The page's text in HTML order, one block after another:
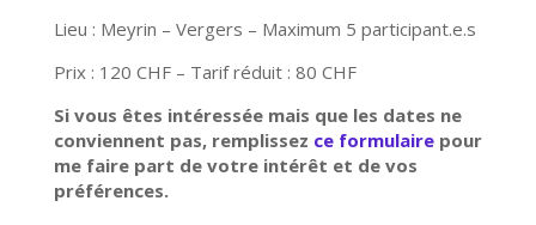
Lieu : Meyrin – Vergers – Maximum 5 participant.e.s
Prix : 120 CHF – Tarif réduit : 80 CHF
Si vous êtes intéressée mais que les dates ne
conviennent pas, remplissez ce formulairepour
me faire part de votre intérêt et de vos
préférences.